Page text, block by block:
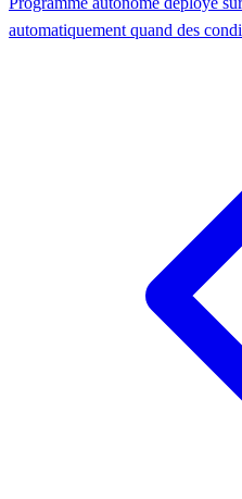
automatiquement quand des